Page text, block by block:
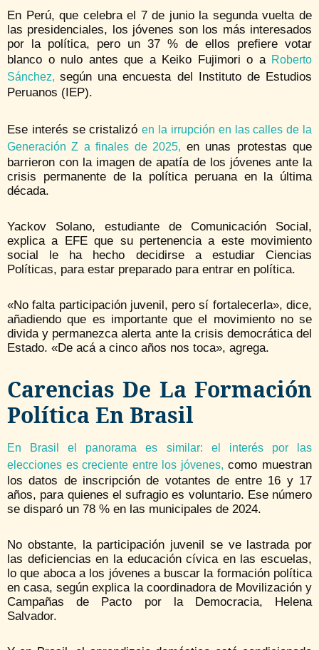
En Perú, que celebra el 7 de junio la segunda vuelta de
las presidenciales, los jóvenes son los más interesados
por la política, pero un 37 % de ellos prefiere votar
blanco o nulo antes que a Keiko Fujimori o a Roberto
Sánchez,según una encuesta del Instituto de Estudios
Peruanos (IEP).
Ese interés se cristalizóen la irrupción en las calles de la
Generación Z a finales de 2025, en unas protestas que
barrieron con la imagen de apatía de los jóvenes ante la
crisis permanente de la política peruana en la última
década.
Yackov Solano, estudiante de Comunicación Social,
explica a EFE que su pertenencia a este movimiento
social le ha hecho decidirse a estudiar Ciencias
Políticas, para estar preparado para entrar en política.
«No falta participación juvenil, pero sí fortalecerla», dice,
añadiendo que es importante que el movimiento no se
divida y permanezca alerta ante la crisis democrática del
Estado. «De acá a cinco años nos toca», agrega.
Carencias De La Formación
Política En Brasil
En Brasil el panorama es similar: el interés por las
elecciones es creciente entre los jóvenes, como muestran
los datos de inscripción de votantes de entre 16 y 17
años, para quienes el sufragio es voluntario. Ese número
se disparó un 78 % en las municipales de 2024.
No obstante, la participación juvenil se ve lastrada por
las deficiencias en la educación cívica en las escuelas,
lo que aboca a los jóvenes a buscar la formación política
en casa, según explica la coordinadora de Movilización y
Campañas de Pacto por la Democracia, Helena
Salvador.